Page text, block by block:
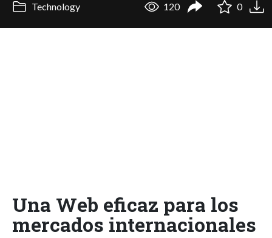
Technology 120 0
Una Web eficaz para los
mercados internacionales